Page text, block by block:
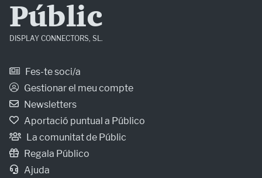
Públic
DISPLAY CONNECTORS, SL.
Fes-te soci/a
Gestionar el meu compte
Newsletters
Aportació puntual a Público
La comunitat de Públic
Regala Público
Ajuda